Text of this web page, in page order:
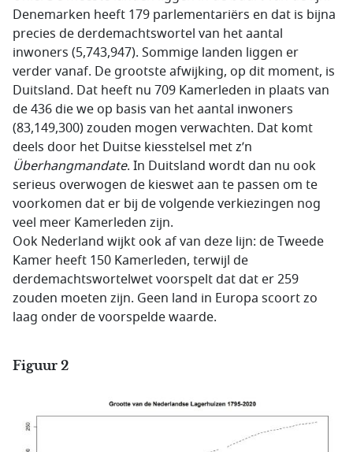
Denemarken heeft 179 parlementariërs en dat is bijna
precies de derdemachtswortel van het aantal
inwoners (5,743,947). Sommige landen liggen er
verder vanaf. De grootste afwijking, op dit moment, is
Duitsland. Dat heeft nu 709 Kamerleden in plaats van
de 436 die we op basis van het aantal inwoners
(83,149,300) zouden mogen verwachten. Dat komt
deels door het Duitse kiesstelsel met z’n
Überhangmandate. In Duitsland wordt dan nu ook
serieus overwogen de kieswet aan te passen om te
voorkomen dat er bij de volgende verkiezingen nog
veel meer Kamerleden zijn.
Ook Nederland wijkt ook af van deze lijn: de Tweede
Kamer heeft 150 Kamerleden, terwijl de
derdemachtswortelwet voorspelt dat dat er 259
zouden moeten zijn. Geen land in Europa scoort zo
laag onder de voorspelde waarde.
Figuur 2